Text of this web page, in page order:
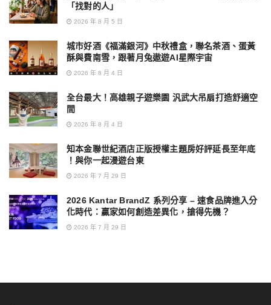
「找對的人」
2026 年 8 月 5 日
城市好酒《福滿銀河》中秋禮盒，聯名茶酒、蛋黃
酥與費南雪，跟著月兔遨遊AI星際宇宙
2026 年 8 月 4 日
全台最大！高雄親子遊樂園 汎武大吊扇打造舒適空
間
2026 年 8 月 4 日
知本金聯世紀酒店正版授權主題房好評延長至年底
！與你一起漫遊台東
2026 年 7 月 29 日
2026 Kantar BrandZ 系列分享 – 速食品牌進入分
化時代：贏家如何創造差異化，搶得先機？
2026 年 7 月 29 日